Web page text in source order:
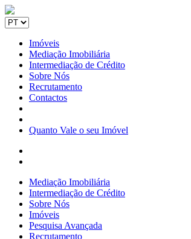
Imóveis
Mediação Imobiliária
Intermediação de Crédito
Sobre Nós
Recrutamento
Contactos
Quanto Vale o seu Imóvel
Mediação Imobiliária
Intermediação de Crédito
Sobre Nós
Imóveis
Pesquisa Avançada
Recrutamento